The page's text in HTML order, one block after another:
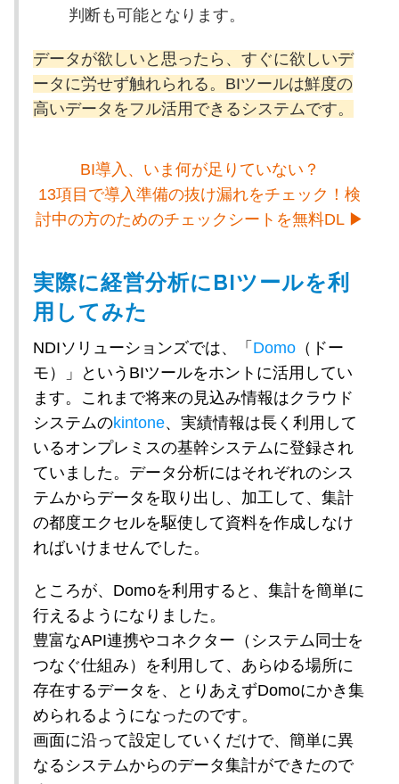
判断も可能となります。
データが欲しいと思ったら、すぐに欲しいデ
ータに労せず触れられる。 BIツールは鮮度の
高いデータをフル活用できるシステムです。
BI導入、いま何が足りていない？
13項目で導入準備の抜け漏れをチェック！検
討中の方のためのチェックシートを無料DL ▶
実際に経営分析にBIツールを利
用してみた
NDIソリューションズでは、「 Domo（ドー
モ）」というBIツールをホントに活用してい
ます。これまで将来の見込み情報はクラウド
システムのkintone、実績情報は長く利用して
いるオンプレミスの基幹システムに登録され
ていました。データ分析にはそれぞれのシス
テムからデータを取り出し、加工して、集計
の都度エクセルを駆使して資料を作成しなけ
ればいけませんでした。
ところが、Domoを利用すると、集計を簡単に
行えるようになりました。
豊富なAPI連携やコネクター（システム同士を
つなぐ仕組み）を利用して、あらゆる場所に
存在するデータを、とりあえずDomoにかき集
められるようになったのです。
画面に沿って設定していくだけで、簡単に異
なるシステムからのデータ集計ができたので